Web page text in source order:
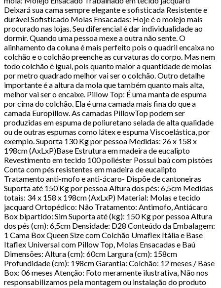
Deixará sua cama sempre elegante e sofisticada Resistente e
durável Sofisticado Molas Ensacadas: Hoje é o molejo mais
procurado nas lojas. Seu diferencial é dar individualidade ao
dormir. Quando uma pessoa mexe a outra não sente. O
alinhamento da coluna é mais perfeito pois o quadril encaixa no
colchão e o colchão preenche as curvaturas do corpo. Mas nem
todo colchão é igual, pois quanto maior a quantidade de molas
por metro quadrado melhor vai ser o colchão. Outro detalhe
importante é a altura da mola que também quanto mais alta,
melhor vai ser o encaixe. Pillow Top: É uma manta de espuma
por cima do colchão. Ela é uma camada mais fina do que a
camada Europillow. As camadas PillowTop podem ser
produzidas em espuma de poliuretano selada de alta qualidade
ou de outras espumas como látex e espuma Viscoelástica, por
exemplo. Suporta 130 Kg por pessoa Medidas: 26 x 158 x
198cm (AxLxP)Base Estrutura em madeira de eucalipto
Revestimento em tecido 100 poliéster Possui baú com pistões
Conta com pés resistentes em madeira de eucalipto
Tratamento anti-mofo e anti-ácaro- Dispõe de cantoneiras
Suporta até 150 Kg por pessoa Altura dos pés: 6,5cm Medidas
totais: 34 x 158 x 198cm (AxLxP) Material: Molas e tecido
jacquard Ortopédico: Não Tratamento: Antimofo, Antiácaro
Box bipartido: Sim Suporta até (kg): 150 Kg por pessoa Altura
dos pés (cm): 6,5cm Densidade: D28 Conteúdo da Embalagem:
1 Cama Box Queen Size com Colchão Umaflex Itália e Base
Itaflex Universal com Pillow Top, Molas Ensacadas e Baú
Dimensões: Altura (cm): 60cm Largura (cm): 158cm
Profundidade (cm): 198cm Garantia: Colchão: 12 meses / Base
Box: 06 meses Atenção: Foto meramente ilustrativa, Não nos
responsabilizamos pela montagem ou instalação do produto